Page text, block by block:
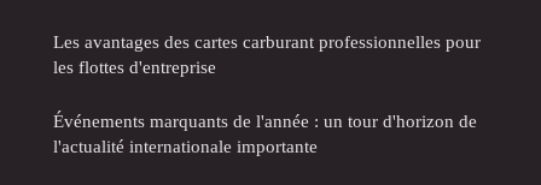
Les avantages des cartes carburant professionnelles pour
les flottes d'entreprise
Événements marquants de l'année : un tour d'horizon de
l'actualité internationale importante